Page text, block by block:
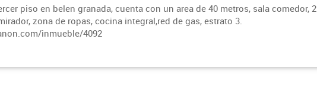
piso en belen granada, cuenta con un area de 40 metros, sala comedor, 2
zona de ropas, cocina integral,red de gas, estrato 3.
inmueble/4092